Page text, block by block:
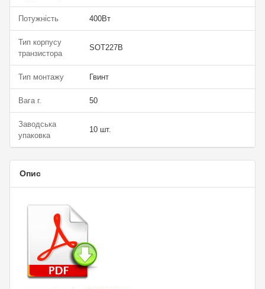
Потужність 400Вт
Тип корпусу
транзистора
SOT227B
Тип монтажу Гвинт
Вага г. 50
Заводська
упаковка
10 шт.
Опис